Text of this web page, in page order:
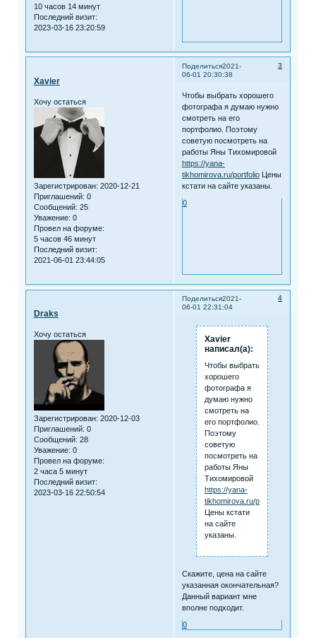
10 часов 14 минут
Последний визит:
2023-03-16 23:20:59
Поделиться 3
2021-
06-01 20:30:38
Xavier
Хочу остаться
Зарегистрирован: 2020-12-21
Приглашений: 0
Сообщений: 25
Уважение: 0
Провел на форуме:
5 часов 46 минут
Последний визит:
2021-06-01 23:44:05
Чтобы выбрать хорошего
фотографа я думаю нужно
смотреть на его
портфолио. Поэтому
советую посмотреть на
работы Яны Тихомировой
https://yana-
tikhomirova.ru/portfolioЦены
кстати на сайте указаны.
0
Поделиться 4
2021-
06-01 22:31:04
Draks
Хочу остаться
Зарегистрирован: 2020-12-03
Приглашений: 0
Сообщений: 28
Уважение: 0
Провел на форуме:
2 часа 5 минут
Последний визит:
2023-03-16 22:50:54
Xavier
написал(а):
Чтобы выбрать
хорошего
фотографа я
думаю нужно
смотреть на
его портфолио.
Поэтому
советую
посмотреть на
работы Яны
Тихомировой
https://yana-
tikhomirova.ru/portfolio
Цены кстати
на сайте
указаны.
Скажите, цена на сайте
указанная окончательная?
Данный вариант мне
вполне подходит.
0